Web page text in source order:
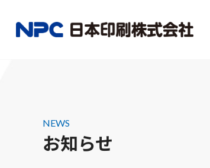
定期刊行物
NEWS
お知らせ